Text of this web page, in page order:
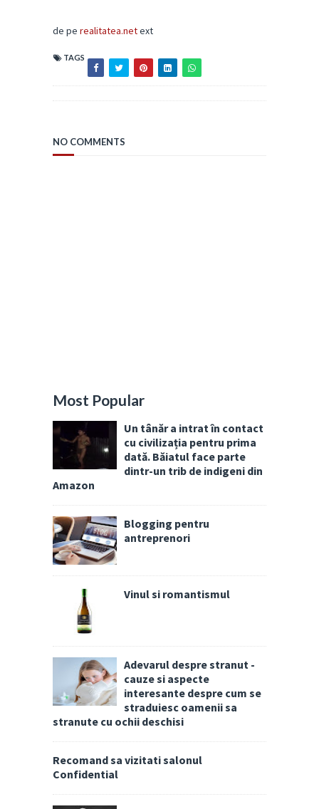
de pe realitatea.netext
TAGS
NO COMMENTS
Most Popular
Un tânăr a intrat în contact
cu civilizația pentru prima
dată. Băiatul face parte
dintr-un trib de indigeni din
Amazon
Blogging pentru
antreprenori
Vinul si romantismul
Adevarul despre stranut -
cauze si aspecte
interesante despre cum se
straduiesc oamenii sa
stranute cu ochii deschisi
Recomand sa vizitati salonul
Confidential